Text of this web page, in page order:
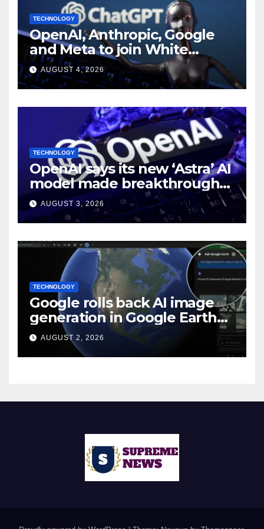
TECHNOLOGY
OpenAI, Anthropic, Google
and Meta to join White
House AI security meeting
AUGUST 4, 2026
TECHNOLOGY
OpenAI says its new ‘Astra’ AI
model made breakthroughs
in 10 math problems
AUGUST 3, 2026
TECHNOLOGY
Google rolls back AI image
generation in Google Earth
over policy violations
AUGUST 2, 2026